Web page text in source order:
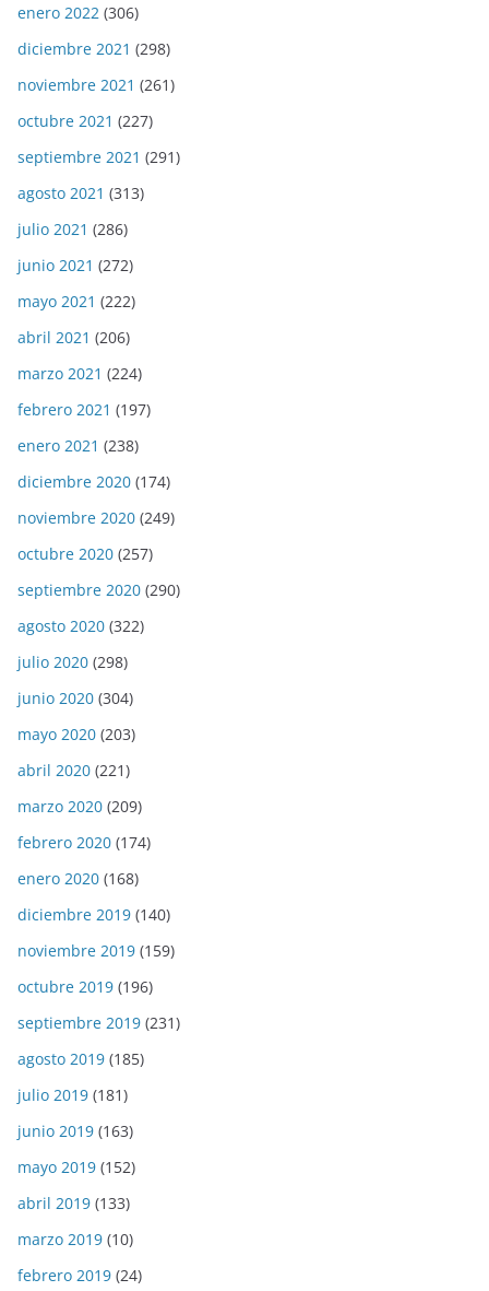
enero 2022 (306)
diciembre 2021 (298)
noviembre 2021 (261)
octubre 2021 (227)
septiembre 2021 (291)
agosto 2021 (313)
julio 2021 (286)
junio 2021 (272)
mayo 2021 (222)
abril 2021 (206)
marzo 2021 (224)
febrero 2021 (197)
enero 2021 (238)
diciembre 2020 (174)
noviembre 2020 (249)
octubre 2020 (257)
septiembre 2020 (290)
agosto 2020 (322)
julio 2020 (298)
junio 2020 (304)
mayo 2020 (203)
abril 2020 (221)
marzo 2020 (209)
febrero 2020 (174)
enero 2020 (168)
diciembre 2019 (140)
noviembre 2019 (159)
octubre 2019 (196)
septiembre 2019 (231)
agosto 2019 (185)
julio 2019 (181)
junio 2019 (163)
mayo 2019 (152)
abril 2019 (133)
marzo 2019 (10)
febrero 2019 (24)